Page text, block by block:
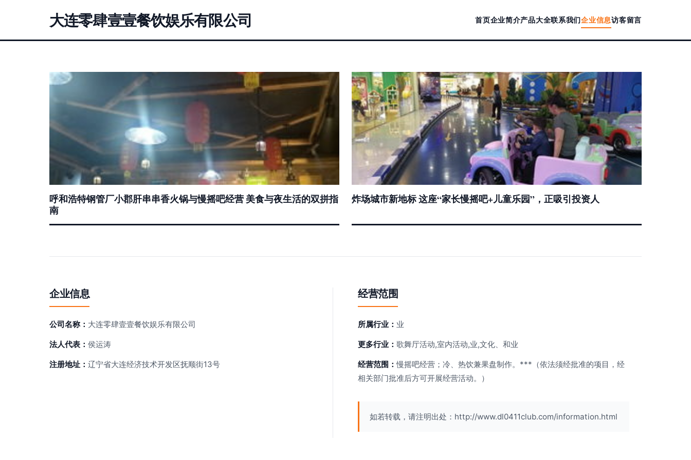
大连零肆壹壹餐饮娱乐有限公司 首页企业简介产品大全联系我们企业信息访客留言
呼和浩特钢管厂小郡肝串串香火锅与慢摇吧经营 美食与夜生活的双拼指
南
炸场城市新地标 这座“家长慢摇吧+儿童乐园”，正吸引投资人
企业信息
公司名称： 大连零肆壹壹餐饮娱乐有限公司
法人代表： 侯运涛
注册地址： 辽宁省大连经济技术开发区抚顺街13号
经营范围
所属行业： 业
更多行业： 歌舞厅活动,室内活动,业,文化、和业
经营范围：慢摇吧经营；冷、热饮兼果盘制作。***（依法须经批准的项目，经
相关部门批准后方可开展经营活动。）
如若转载，请注明出处：http://www.dl0411club.com/information.html